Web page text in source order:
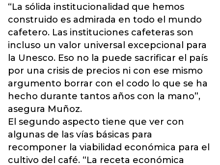
“La sólida institucionalidad que hemos
construido es admirada en todo el mundo
cafetero. Las instituciones cafeteras son
incluso un valor universal excepcional para
la Unesco. Eso no la puede sacrificar el país
por una crisis de precios ni con ese mismo
argumento borrar con el codo lo que se ha
hecho durante tantos años con la mano”,
asegura Muñoz.
El segundo aspecto tiene que ver con
algunas de las vías básicas para
recomponer la viabilidad económica para el
cultivo del café. “La receta económica